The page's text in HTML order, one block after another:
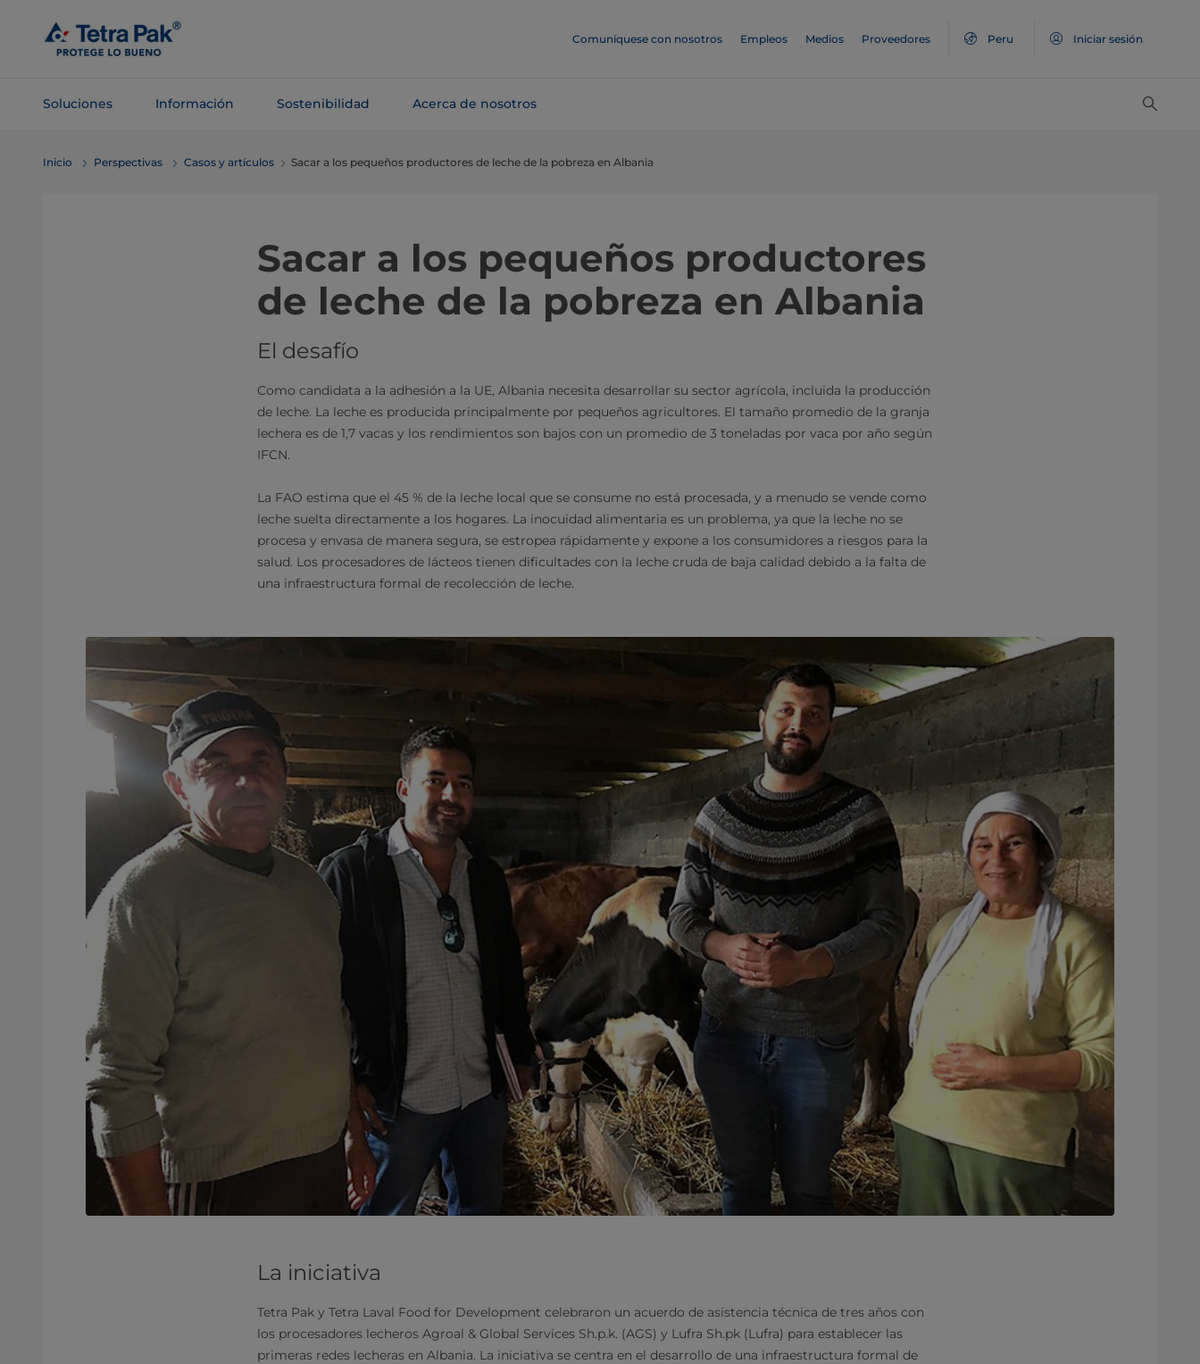
contenido
principal
Comuníquese con nosotros Empleos Medios Proveedores Peru Iniciar sesión
Soluciones Información Sostenibilidad Acerca de nosotros
navegación
Inicio Perspectivas Casos y artículos Sacar a los pequeños productores de leche de la pobreza en Albania
Sacar a los pequeños productores
de leche de la pobreza en Albania
El desafío
Como candidata a la adhesión a la UE, Albania necesita desarrollar su sector agrícola, incluida la producción
de leche. La leche es producida principalmente por pequeños agricultores. El tamaño promedio de la granja
lechera es de 1,7 vacas y los rendimientos son bajos con un promedio de 3 toneladas por vaca por año según
IFCN.
La FAO estima que el 45 % de la leche local que se consume no está procesada, y a menudo se vende como
leche suelta directamente a los hogares. La inocuidad alimentaria es un problema, ya que la leche no se
procesa y envasa de manera segura, se estropea rápidamente y expone a los consumidores a riesgos para la
salud. Los procesadores de lácteos tienen dificultades con la leche cruda de baja calidad debido a la falta de
una infraestructura formal de recolección de leche.
La iniciativa
Tetra Pak y Tetra Laval Food for Development celebraron un acuerdo de asistencia técnica de tres años con
los procesadores lecheros Agroal & Global Services Sh.p.k. (AGS) y Lufra Sh.pk (Lufra) para establecer las
primeras redes lecheras en Albania. La iniciativa se centra en el desarrollo de una infraestructura formal de